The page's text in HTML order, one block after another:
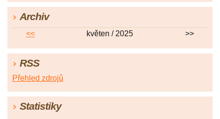
Archiv
<< květen / 2025 >>
RSS
Přehled zdrojů
Statistiky